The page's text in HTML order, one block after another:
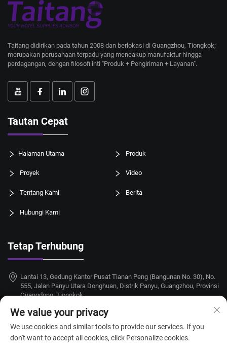
Taitang didirikan pada tahun 2008 dan berlokasi di Guangzhou, Tiongkok;
merupakan perusahaan terpadu yang mencakup manufaktur hingga
perdagangan, dengan filosofi inti "Produk + Pengiriman + Layanan".
Tautan Cepat
Halaman Utama Produk
Proyek Video
Tentang Kami Berita
Hubungi Kami
Tetap Terhubung
Lantai 13, Gedung Kantor Pusat Tianan Peng (Bangunan No. 30), No.
555, Jalan Panyu Utara Donghuan, Distrik Panyu, Guangzhou, Provinsi
Guangdong, Tiongkok
+86-18924068214
[email protected]
We value your privacy
We use cookies and similar tools to provide our services. If you
don't want to accept all cookies, click Personalize cookies.